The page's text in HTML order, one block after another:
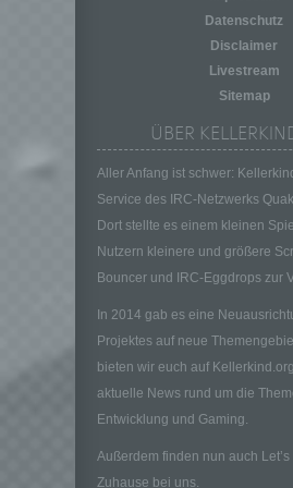
Datenschutz
Disclaimer
Livestream
Sitemap
ÜBER
Aller Anfang ist schwer:
Service des IRC-Netzwerks
Dort stellte es einem kleinen
Nutzern kleinere und größere
Bouncer und IRC-Eggdrops zur
In 2014 gab es eine
Projektes auf neue
bieten wir euch auf
aktuelle News rund um die
Entwicklung und Gaming.
Außerdem finden nun auch
Zuhause bei uns.
Informationen nicht mehr
betroffenen Person
können, sofern diese
und technischen und
dass die
einer identifizierten oder
natürlichen Person
g) Verantwortlicher oder
Verantwortlicher
Verantwortlicher oder für
juristische Person,
oder andere Stelle, die
gemeinsam mit anderen
und Mittel der
Sind die Zwecke und
Verarbeitung durch das